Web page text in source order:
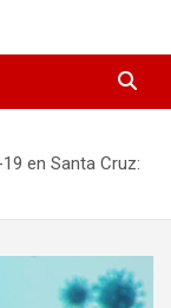
en Santa Cruz: